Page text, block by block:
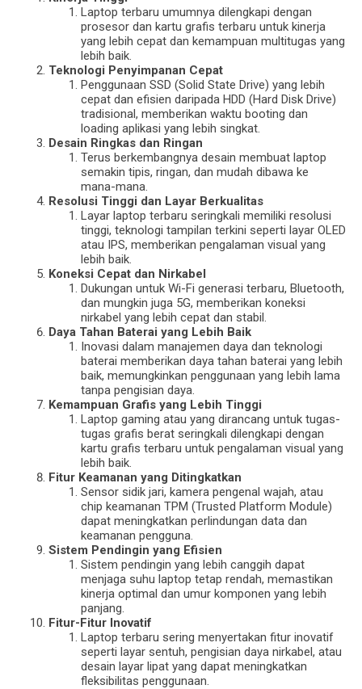
Laptop terbaru umumnya dilengkapi dengan
prosesor dan kartu grafis terbaru untuk kinerja
yang lebih cepat dan kemampuan multitugas yang
lebih baik.
Teknologi Penyimpanan Cepat
Penggunaan SSD (Solid State Drive) yang lebih
cepat dan efisien daripada HDD (Hard Disk Drive)
tradisional, memberikan waktu booting dan
loading aplikasi yang lebih singkat.
Desain Ringkas dan Ringan
Terus berkembangnya desain membuat laptop
semakin tipis, ringan, dan mudah dibawa ke
mana-mana.
Resolusi Tinggi dan Layar Berkualitas
Layar laptop terbaru seringkali memiliki resolusi
tinggi, teknologi tampilan terkini seperti layar OLED
atau IPS, memberikan pengalaman visual yang
lebih baik.
Koneksi Cepat dan Nirkabel
Dukungan untuk Wi-Fi generasi terbaru, Bluetooth,
dan mungkin juga 5G, memberikan koneksi
nirkabel yang lebih cepat dan stabil.
Daya Tahan Baterai yang Lebih Baik
Inovasi dalam manajemen daya dan teknologi
baterai memberikan daya tahan baterai yang lebih
baik, memungkinkan penggunaan yang lebih lama
tanpa pengisian daya.
Kemampuan Grafis yang Lebih Tinggi
Laptop gaming atau yang dirancang untuk tugas-
tugas grafis berat seringkali dilengkapi dengan
kartu grafis terbaru untuk pengalaman visual yang
lebih baik.
Fitur Keamanan yang Ditingkatkan
Sensor sidik jari, kamera pengenal wajah, atau
chip keamanan TPM (Trusted Platform Module)
dapat meningkatkan perlindungan data dan
keamanan pengguna.
Sistem Pendingin yang Efisien
Sistem pendingin yang lebih canggih dapat
menjaga suhu laptop tetap rendah, memastikan
kinerja optimal dan umur komponen yang lebih
panjang.
Fitur-Fitur Inovatif
Laptop terbaru sering menyertakan fitur inovatif
seperti layar sentuh, pengisian daya nirkabel, atau
desain layar lipat yang dapat meningkatkan
fleksibilitas penggunaan.